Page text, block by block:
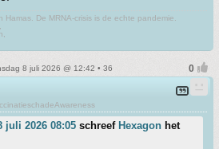
Hamas. De MRNA-crisis is de echte pandemie.
8 juli 2026 @ 12:42 • 36
juli 2026 08:05 schreef Hexagon het